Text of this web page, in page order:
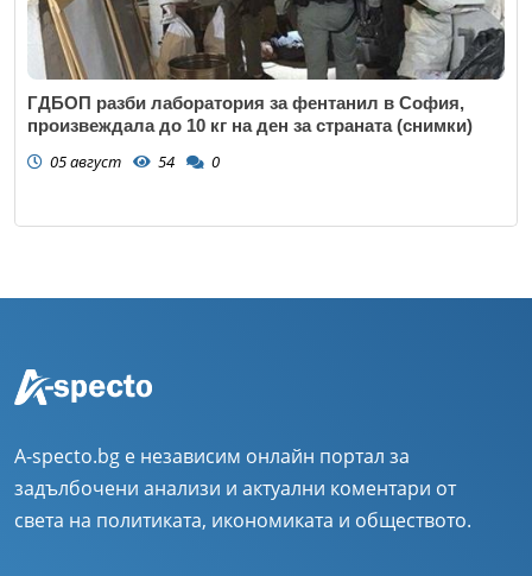
ГДБОП разби лаборатория за фентанил в София,
произвеждала до 10 кг на ден за страната (снимки)
05 август 54 0
A-specto.bg е независим онлайн портал за
задълбочени анализи и актуални коментари от
света на политиката, икономиката и обществото.